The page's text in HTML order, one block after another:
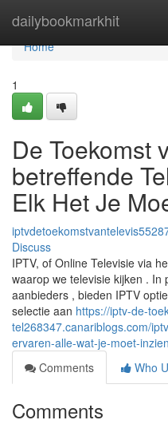
dailybookmarkhit
Home
Home
1
De Toekomst
betreffende
Elk Het Je
Discuss
IPTV, of Online Televisie via
waarop we televisie kijken .
aanbieders , bieden IPTV
selectie aan https://iptv-de-
tel268347.canariblogs.com/
ervaren-alle-wat-je-moet-
Comments
Who
Comments